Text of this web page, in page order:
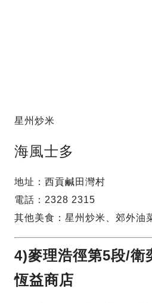
星州炒米
海風士多
地址：西貢鹹田灣村
電話：2328 2315
其他美食：星州炒米、郊外油
4)麥理浩徑第5段/衛
恆益商店